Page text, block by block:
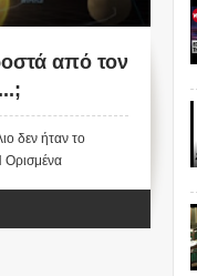
από τον
δεν ήταν το
Ορισμένα